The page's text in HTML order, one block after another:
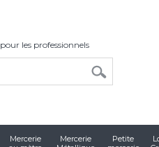
les professionnels
Mercerie
Mercerie
Petite